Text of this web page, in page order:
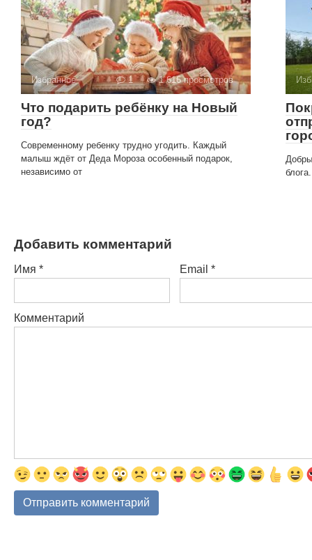
Избранное 1 1 616 просмотров
Что подарить ребёнку на Новый
год?
Современному ребенку трудно угодить. Каждый
малыш ждёт от Деда Мороза особенный подарок,
независимо от
Добавить комментарий
Имя * Email *
Комментарий